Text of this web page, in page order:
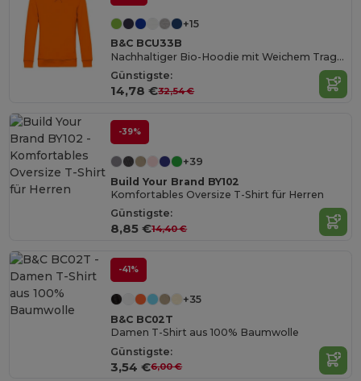
+15
B&C BCU33B
Nachhaltiger Bio-Hoodie mit Weichem Tragekomfort
Günstigste:
14,78 €32,54 €
-39%
+39
Build Your Brand BY102
Komfortables Oversize T-Shirt für Herren
Günstigste:
8,85 €14,40 €
-41%
+35
B&C BC02T
Damen T-Shirt aus 100% Baumwolle
Günstigste:
3,54 €6,00 €